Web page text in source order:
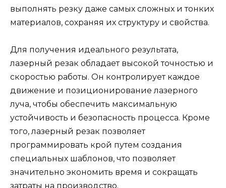
выполнять резку даже самых сложных и тонких
материалов, сохраняя их структуру и свойства.
Для получения идеального результата,
лазерный резак обладает высокой точностью и
скоростью работы. Он контролирует каждое
движение и позиционирование лазерного
луча, чтобы обеспечить максимальную
устойчивость и безопасность процесса. Кроме
того, лазерный резак позволяет
программировать крой путем создания
специальных шаблонов, что позволяет
значительно экономить время и сокращать
затраты на производство.